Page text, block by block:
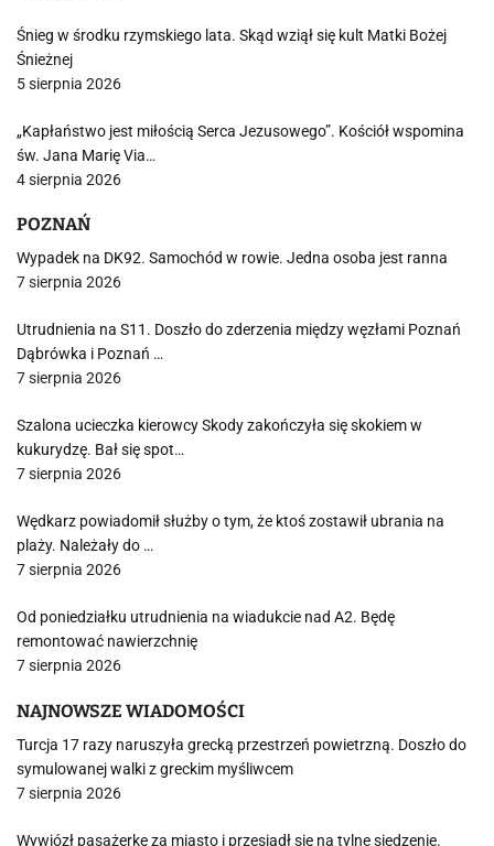
Śnieg w środku rzymskiego lata. Skąd wziął się kult Matki Bożej
Śnieżnej
5 sierpnia 2026
„Kapłaństwo jest miłością Serca Jezusowego”. Kościół wspomina
św. Jana Marię Via…
4 sierpnia 2026
POZNAŃ
Wypadek na DK92. Samochód w rowie. Jedna osoba jest ranna
7 sierpnia 2026
Utrudnienia na S11. Doszło do zderzenia między węzłami Poznań
Dąbrówka i Poznań …
7 sierpnia 2026
Szalona ucieczka kierowcy Skody zakończyła się skokiem w
kukurydzę. Bał się spot…
7 sierpnia 2026
Wędkarz powiadomił służby o tym, że ktoś zostawił ubrania na
plaży. Należały do …
7 sierpnia 2026
Od poniedziałku utrudnienia na wiadukcie nad A2. Będę
remontować nawierzchnię
7 sierpnia 2026
NAJNOWSZE WIADOMOŚCI
Turcja 17 razy naruszyła grecką przestrzeń powietrzną. Doszło do
symulowanej walki z greckim myśliwcem
7 sierpnia 2026
Wywiózł pasażerkę za miasto i przesiadł się na tylne siedzenie.